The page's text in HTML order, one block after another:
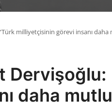
milliyetçisinin görevi insanı
Dervişoğlu:
daha mutlu